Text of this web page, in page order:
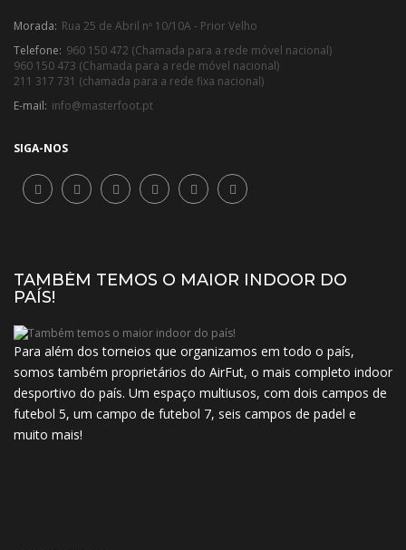
Morada: Rua 25 de Abril nº 10/10A - Prior Velho
Telefone: 960 150 472 (Chamada para a rede móvel nacional)
960 150 473 (Chamada para a rede móvel nacional)
211 317 731 (chamada para a rede fixa nacional)
E-mail: info@masterfoot.pt
SIGA-NOS
TAMBÉM TEMOS O MAIOR INDOOR DO
PAÍS!
Para além dos torneios que organizamos em todo o país,
somos também proprietários do AirFut, o mais completo indoor
desportivo do país. Um espaço multiusos, com dois campos de
futebol 5, um campo de futebol 7, seis campos de padel e
muito mais!